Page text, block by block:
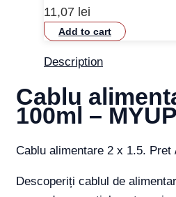
11,07 lei
Add to cart
Description
Cablu
100ml –
Cablu alimentare 2 x 1.5. Pret
Descoperiți cablul de